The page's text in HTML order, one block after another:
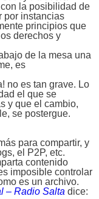
la posibilidad de
por instancias
principios que
derechos y
de la mesa una
es
no es tan grave. Lo
el que se
y que el cambio,
se postergue.
para compartir, y
el P2P, etc.
contenido
imposible controlar
es un archivo.
– Radio Salta dice: